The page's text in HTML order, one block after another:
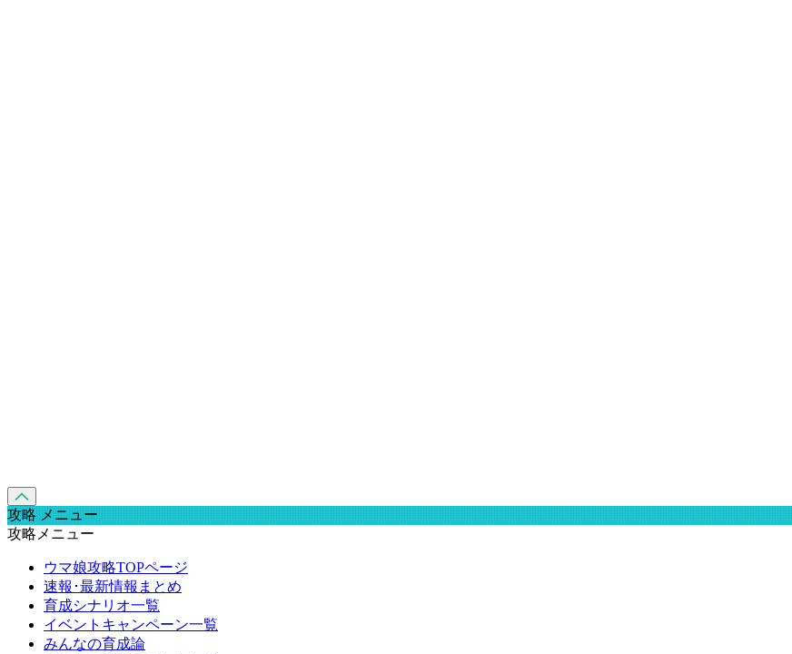
攻略 メニュー
攻略メニュー
ウマ娘攻略TOPページ
速報･最新情報まとめ
育成シナリオ一覧
イベントキャンペーン一覧
みんなの育成論